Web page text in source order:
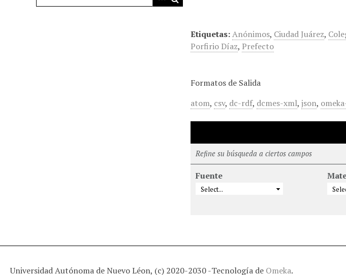
Etiquetas:Anónimos, Ciudad Juárez,
Porfirio Díaz, Prefecto
Formatos de Salida
atom, csv, dc-rdf, dcmes-xml,json,
Refine su búsqueda a ciertos campos
Fuente
Universidad Autónoma de Nuevo Léon, (c) 2020-2030 -Tecnología de Omeka.